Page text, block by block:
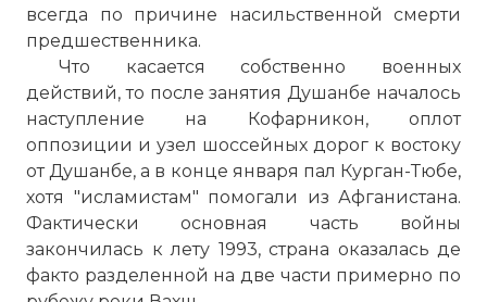
всегда по причине насильственной смерти
предшественника.
Что касается собственно военных
действий, то после занятия Душанбе началось
наступление на Кофарникон, оплот
оппозиции и узел шоссейных дорог к востоку
от Душанбе, а в конце января пал Курган-Тюбе,
хотя "исламистам" помогали из Афганистана.
Фактически основная часть войны
закончилась к лету 1993, страна оказалась де
факто разделенной на две части примерно по